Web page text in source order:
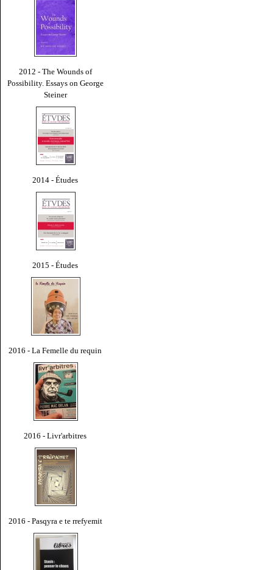
2012 - The Wounds of
Possibility. Essays on George
Steiner
2014 - Études
2015 - Études
2016 - La Femelle du requin
2016 - Livr'arbitres
2016 - Pasqyra e te rrefyemit